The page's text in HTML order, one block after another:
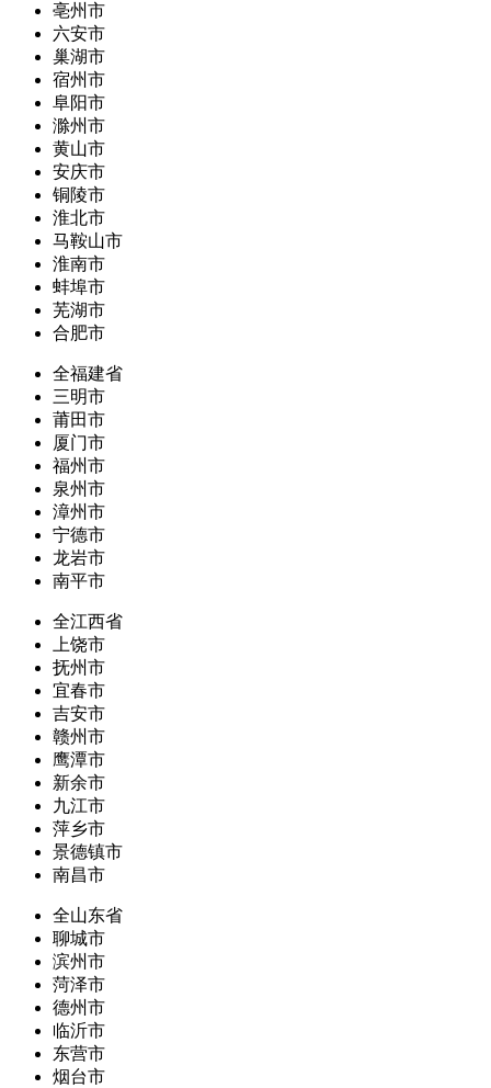
亳州市
六安市
巢湖市
宿州市
阜阳市
滁州市
黄山市
安庆市
铜陵市
淮北市
马鞍山市
淮南市
蚌埠市
芜湖市
合肥市
全福建省
三明市
莆田市
厦门市
福州市
泉州市
漳州市
宁德市
龙岩市
南平市
全江西省
上饶市
抚州市
宜春市
吉安市
赣州市
鹰潭市
新余市
九江市
萍乡市
景德镇市
南昌市
全山东省
聊城市
滨州市
菏泽市
德州市
临沂市
东营市
烟台市